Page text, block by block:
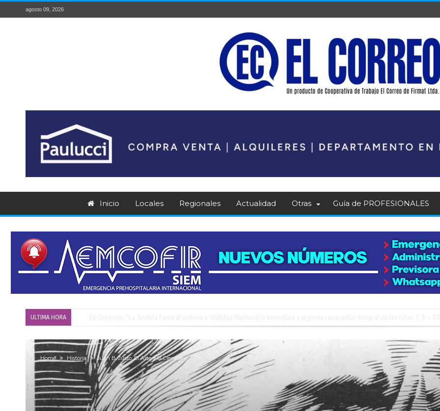
agosto 09, 2026
Inicio Locales Regionales Actualidad Otras Guía de PROFESIONALES
ULTIMA HORA
Firmat también tomó posición respecto a la ley de tierras
“La medicina nos salvó”: la emotiva historia de la firmatense que se recibió de médica y se reencontró con el doctor que
Firmat será sede del segundo Torneo Regional de Básquet 3×3 Inclusivo
Vassalli: en potencial y con fechas diferidas, la empresa reformula sus anuncios a los trabajadores
Home Historia Juan B. Justo: El Arte y la Ciencia